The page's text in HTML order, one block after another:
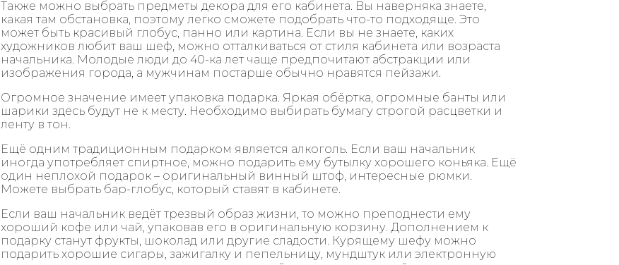
Также можно выбрать предметы декора для его кабинета. Вы наверняка знаете,
какая там обстановка, поэтому легко сможете подобрать что-то подходяще. Это
может быть красивый глобус, панно или картина. Если вы не знаете, каких
художников любит ваш шеф, можно отталкиваться от стиля кабинета или возраста
начальника. Молодые люди до 40-ка лет чаще предпочитают абстракции или
изображения города, а мужчинам постарше обычно нравятся пейзажи.
Огромное значение имеет упаковка подарка. Яркая обёртка, огромные банты или
шарики здесь будут не к месту. Необходимо выбирать бумагу строгой расцветки и
ленту в тон.
Ещё одним традиционным подарком является алкоголь. Если ваш начальник
иногда употребляет спиртное, можно подарить ему бутылку хорошего коньяка. Ещё
один неплохой подарок – оригинальный винный штоф, интересные рюмки.
Можете выбрать бар-глобус, который ставят в кабинете.
Если ваш начальник ведёт трезвый образ жизни, то можно преподнести ему
хороший кофе или чай, упаковав его в оригинальную корзину. Дополнением к
подарку станут фрукты, шоколад или другие сладости. Курящему шефу можно
подарить хорошие сигары, зажигалку и пепельницу, мундштук или электронную